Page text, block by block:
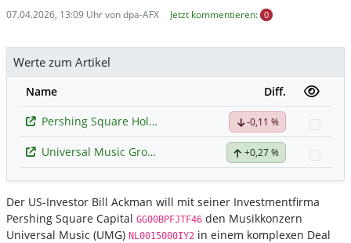
07.04.2026, 13:09 Uhr von dpa-AFX Jetzt kommentieren: 0
Werte zum Artikel
Name
Diff.
Pershing Square Holdings Ltd Public
-0,11 %
Universal Music Group
+0,27 %
Der US-Investor Bill Ackman will mit seiner Investmentfirma
Pershing Square Capital GG00BPFJTF46 den Musikkonzern
Universal Music (UMG) NL0015000IY2 in einem komplexen Deal